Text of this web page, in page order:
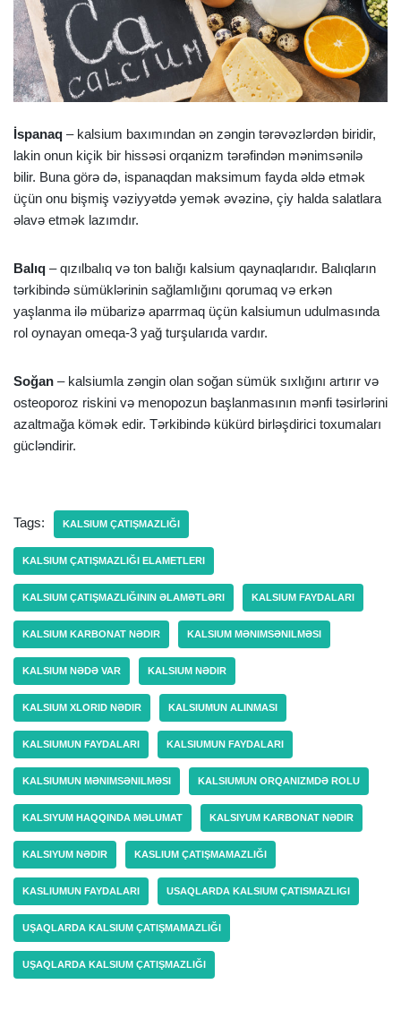
İspanaq – kalsium baxımından ən zəngin tərəvəzlərdən biridir,
lakin onun kiçik bir hissəsi orqanizm tərəfindən mənimsənilə
bilir. Buna görə də, ispanaqdan maksimum fayda əldə etmək
üçün onu bişmiş vəziyyətdə yemək əvəzinə, çiy halda salatlara
əlavə etmək lazımdır.
Balıq – qızılbalıq və ton balığı kalsium qaynaqlarıdır. Balıqların
tərkibində sümüklərinin sağlamlığını qorumaq və erkən
yaşlanma ilə mübarizə aparrmaq üçün kalsiumun udulmasında
rol oynayan omeqa-3 yağ turşularıda vardır.
Soğan – kalsiumla zəngin olan soğan sümük sıxlığını artırır və
osteoporoz riskini və menopozun başlanmasının mənfi təsirlərini
azaltmağa kömək edir. Tərkibində kükürd birləşdirici toxumaları
gücləndirir.
Tags: KALSIUM ÇATIŞMAZLIĞI
KALSIUM ÇATIŞMAZLIĞI ELAMETLERI
KALSIUM ÇATIŞMAZLIĞININ ƏLAMƏTLƏRI KALSIUM FAYDALARI
KALSIUM KARBONAT NƏDIR KALSIUM MƏNIMSƏNILMƏSI
KALSIUM NƏDƏ VAR KALSIUM NƏDIR
KALSIUM XLORID NƏDIR KALSIUMUN ALINMASI
KALSIUMUN FAYDALARI KALSIUMUN FAYDALARI
KALSIUMUN MƏNIMSƏNILMƏSI KALSIUMUN ORQANIZMDƏ ROLU
KALSIYUM HAQQINDA MƏLUMAT KALSIYUM KARBONAT NƏDIR
KALSIYUM NƏDIR KASLIUM ÇATIŞMAMAZLIĞI
KASLIUMUN FAYDALARI USAQLARDA KALSIUM ÇATISMAZLIGI
UŞAQLARDA KALSIUM ÇATIŞMAMAZLIĞI
UŞAQLARDA KALSIUM ÇATIŞMAZLIĞI